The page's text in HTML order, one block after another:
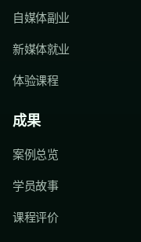
自媒体副业
新媒体就业
体验课程
成果
案例总览
学员故事
课程评价